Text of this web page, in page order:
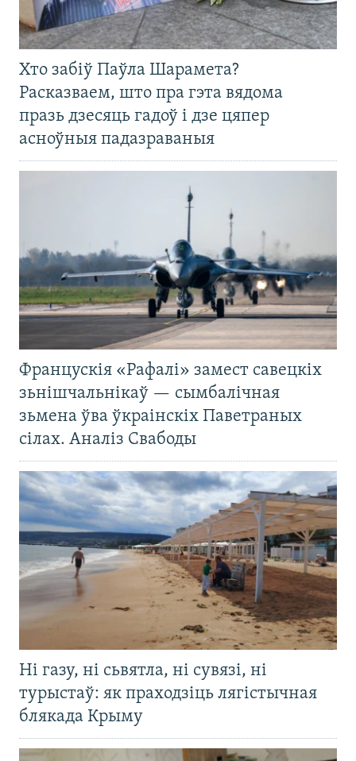
Хто забіў Паўла Шарамета?
Расказваем, што пра гэта вядома
празь дзесяць гадоў і дзе цяпер
асноўныя падазраваныя
Францускія «Рафалі» замест савецкіх
зьнішчальнікаў — сымбалічная
зьмена ўва ўкраінскіх Паветраных
сілах. Аналіз Свабоды
Ні газу, ні сьвятла, ні сувязі, ні
турыстаў: як праходзіць лягістычная
блякада Крыму